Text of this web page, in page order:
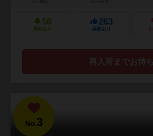
56
興味あり
263
経験あり
再入荷までお待
No.3